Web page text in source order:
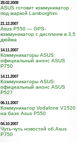
28.02.2008
ASUS готовит коммуникатор
под маркой Lamborghini
21.12.2007
Asus P550 — GPS-
коммуникатор с дисплеем в 3,5
дюйма
14.11.2007
Коммуникаторы ASUS:
официальный анонс ASUS
P750
14.11.2007
Коммуникаторы ASUS:
официальный анонс ASUS
P527
06.11.2007
Коммуникатор Vodafone V1520
на базе Asus P550
04.10.2007
Чуть-чуть новостей об Asus
P750